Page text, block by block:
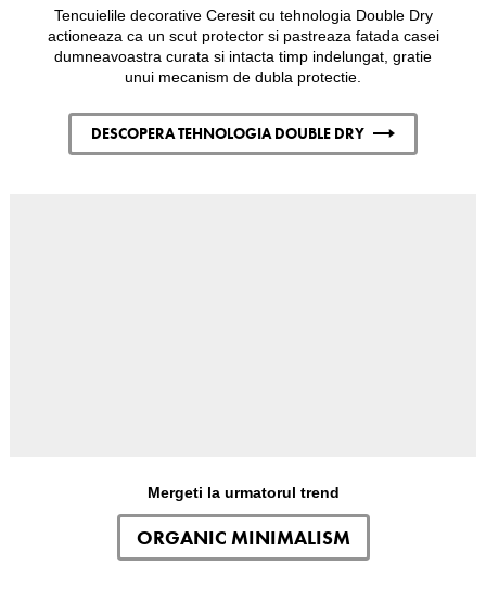
Tencuielile decorative Ceresit cu tehnologia Double Dry
actioneaza ca un scut protector si pastreaza fatada casei
dumneavoastra curata si intacta timp indelungat, gratie
unui mecanism de dubla protectie.
DESCOPERA TEHNOLOGIA DOUBLE DRY
Mergeti la urmatorul trend
ORGANIC MINIMALISM